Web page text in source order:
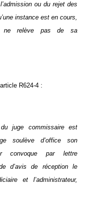
ou du rejet des
instance est en cours,
ne relève pas de sa
R624-4 :
juge commissaire est
soulève d’office son
convoque par lettre
d’avis de réception le
et l’administrateur,